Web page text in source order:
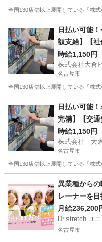
全国130店舗以上展開している「株
新守山駅
日払い可能
額支給】【
由】【日払
タッフ☆稼ぎ
時給1,150円
株式会社大倉
名古屋市
全国130店舗以上展開している「株
フロント
日払い可能
完備】【交
由】【日払
タッフ☆稼ぎ
時給1,150円
株式会社 大
名古屋市
全国130店舗以上展開している「株
フロント
異業種から
レーナーを
ル店/ds スポ
月給236,200
Dr.stretch ユ
名古屋市